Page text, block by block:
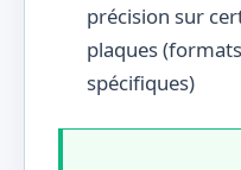
précision sur
plaques
spécifiques)